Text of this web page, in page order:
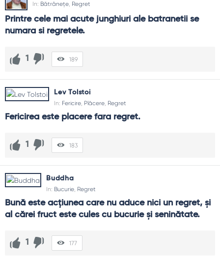
In: Bătrânețe, Regret
Printre cele mai acute junghiuri ale batranetii se
numara si regretele.
1 189
Lev Tolstoi
In: Fericire, Plăcere, Regret
Fericirea este placere fara regret.
1 183
Buddha
In: Bucurie, Regret
Bună este acţiunea care nu aduce nici un regret, şi
al cărei fruct este cules cu bucurie şi seninătate.
1 177